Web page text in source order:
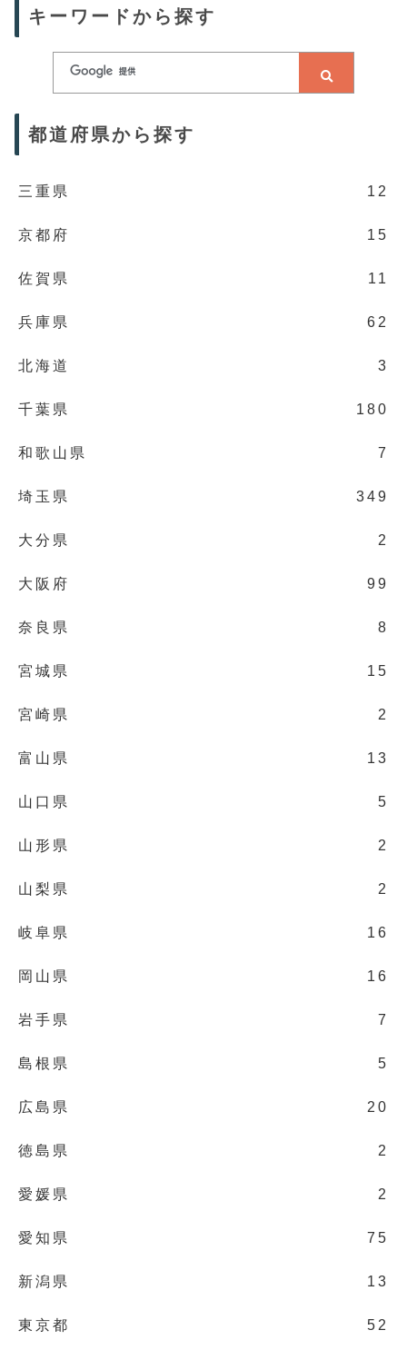
キーワードから探す
都道府県から探す
三重県 12
京都府 15
佐賀県 11
兵庫県 62
北海道 3
千葉県 180
和歌山県 7
埼玉県 349
大分県 2
大阪府 99
奈良県 8
宮城県 15
宮崎県 2
富山県 13
山口県 5
山形県 2
山梨県 2
岐阜県 16
岡山県 16
岩手県 7
島根県 5
広島県 20
徳島県 2
愛媛県 2
愛知県 75
新潟県 13
東京都 52